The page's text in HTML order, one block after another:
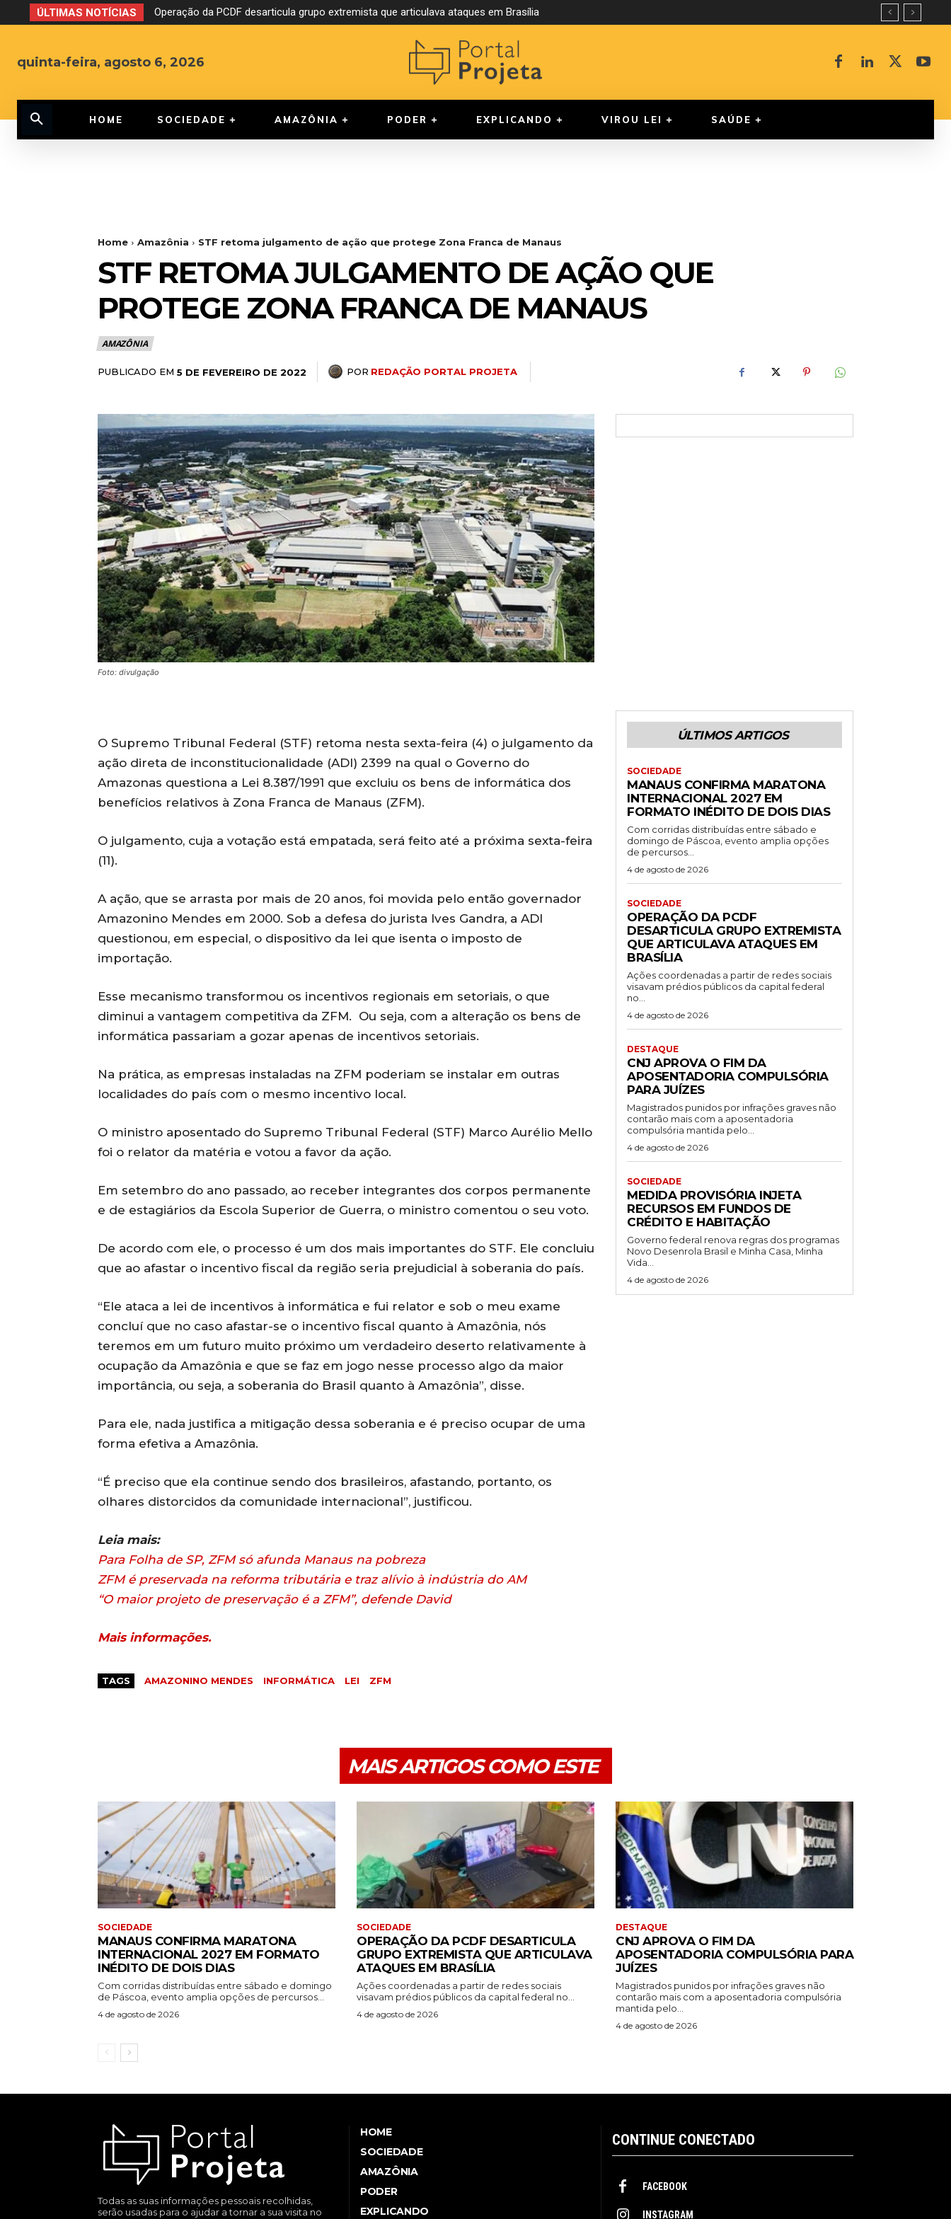
ÚLTIMAS NOTÍCIAS Operação da PCDF desarticula grupo extremista que articulava ataques em Brasília
CNJ aprova o fim da aposentadoria compulsória para juízes
quinta-feira, agosto 6, 2026
HOME SOCIEDADE AMAZÔNIA PODER EXPLICANDO VIROU LEI SAÚDE
Home Amazônia STF retoma julgamento de ação que protege Zona Franca de Manaus
STF RETOMA JULGAMENTO DE AÇÃO QUE
PROTEGE ZONA FRANCA DE MANAUS
AMAZÔNIA
PUBLICADO EM 5 DE FEVEREIRO DE 2022 POR REDAÇÃO PORTAL PROJETA
Foto: divulgação
O Supremo Tribunal Federal (STF) retoma nesta sexta-feira (4) o julgamento da
ação direta de inconstitucionalidade (ADI) 2399 na qual o Governo do
Amazonas questiona a Lei 8.387/1991 que excluiu os bens de informática dos
benefícios relativos à Zona Franca de Manaus (ZFM).
O julgamento, cuja a votação está empatada, será feito até a próxima sexta-feira
(11).
A ação, que se arrasta por mais de 20 anos, foi movida pelo então governador
Amazonino Mendes em 2000. Sob a defesa do jurista Ives Gandra, a ADI
questionou, em especial, o dispositivo da lei que isenta o imposto de
importação.
Esse mecanismo transformou os incentivos regionais em setoriais, o que
diminui a vantagem competitiva da ZFM. Ou seja, com a alteração os bens de
informática passariam a gozar apenas de incentivos setoriais.
Na prática, as empresas instaladas na ZFM poderiam se instalar em outras
localidades do país com o mesmo incentivo local.
O ministro aposentado do Supremo Tribunal Federal (STF) Marco Aurélio Mello
foi o relator da matéria e votou a favor da ação.
Em setembro do ano passado, ao receber integrantes dos corpos permanente
e de estagiários da Escola Superior de Guerra, o ministro comentou o seu voto.
De acordo com ele, o processo é um dos mais importantes do STF. Ele concluiu
que ao afastar o incentivo fiscal da região seria prejudicial à soberania do país.
“Ele ataca a lei de incentivos à informática e fui relator e sob o meu exame
concluí que no caso afastar-se o incentivo fiscal quanto à Amazônia, nós
teremos em um futuro muito próximo um verdadeiro deserto relativamente à
ocupação da Amazônia e que se faz em jogo nesse processo algo da maior
importância, ou seja, a soberania do Brasil quanto à Amazônia”, disse.
Para ele, nada justifica a mitigação dessa soberania e é preciso ocupar de uma
forma efetiva a Amazônia.
“É preciso que ela continue sendo dos brasileiros, afastando, portanto, os
olhares distorcidos da comunidade internacional”, justificou.
Leia mais:
Para Folha de SP, ZFM só afunda Manaus na pobreza
ZFM é preservada na reforma tributária e traz alívio à indústria do AM
“O maior projeto de preservação é a ZFM”, defende David
Mais informações.
TAGS AMAZONINO MENDES INFORMÁTICA LEI ZFM
ÚLTIMOS ARTIGOS
SOCIEDADE
MANAUS CONFIRMA MARATONA
INTERNACIONAL 2027 EM
FORMATO INÉDITO DE DOIS DIAS
Com corridas distribuídas entre sábado e
domingo de Páscoa, evento amplia opções
de percursos...
4 de agosto de 2026
SOCIEDADE
OPERAÇÃO DA PCDF
DESARTICULA GRUPO EXTREMISTA
QUE ARTICULAVA ATAQUES EM
BRASÍLIA
Ações coordenadas a partir de redes sociais
visavam prédios públicos da capital federal
no...
4 de agosto de 2026
DESTAQUE
CNJ APROVA O FIM DA
APOSENTADORIA COMPULSÓRIA
PARA JUÍZES
Magistrados punidos por infrações graves não
contarão mais com a aposentadoria
compulsória mantida pelo...
4 de agosto de 2026
SOCIEDADE
MEDIDA PROVISÓRIA INJETA
RECURSOS EM FUNDOS DE
CRÉDITO E HABITAÇÃO
Governo federal renova regras dos programas
Novo Desenrola Brasil e Minha Casa, Minha
Vida...
4 de agosto de 2026
MAIS ARTIGOS COMO ESTE
SOCIEDADE
MANAUS CONFIRMA MARATONA
INTERNACIONAL 2027 EM FORMATO
INÉDITO DE DOIS DIAS
Com corridas distribuídas entre sábado e domingo
de Páscoa, evento amplia opções de percursos...
4 de agosto de 2026
SOCIEDADE
OPERAÇÃO DA PCDF DESARTICULA
GRUPO EXTREMISTA QUE ARTICULAVA
ATAQUES EM BRASÍLIA
Ações coordenadas a partir de redes sociais
visavam prédios públicos da capital federal no...
4 de agosto de 2026
DESTAQUE
CNJ APROVA O FIM DA
APOSENTADORIA COMPULSÓRIA PARA
JUÍZES
Magistrados punidos por infrações graves não
contarão mais com a aposentadoria compulsória
mantida pelo...
4 de agosto de 2026
Todas as suas informações pessoais recolhidas,
serão usadas para o ajudar a tornar a sua visita no
HOME
SOCIEDADE
AMAZÔNIA
PODER
EXPLICANDO
CONTINUE CONECTADO
FACEBOOK
INSTAGRAM